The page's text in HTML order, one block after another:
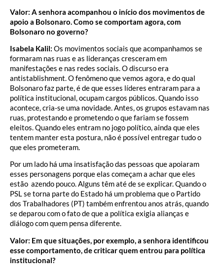
Valor: A senhora acompanhou o início dos movimentos de
apoio a Bolsonaro. Como se comportam agora, com
Bolsonaro no governo?
Isabela Kalil: Os movimentos sociais que acompanhamos se
formaram nas ruas e as lideranças cresceram em
manifestações e nas redes sociais. O discurso era
antistablishment. O fenômeno que vemos agora, e do qual
Bolsonaro faz parte, é de que esses líderes entraram para a
política institucional, ocupam cargos públicos. Quando isso
acontece, cria-se uma novidade. Antes, os grupos estavam nas
ruas, protestando e prometendo o que fariam se fossem
eleitos. Quando eles entram no jogo político, ainda que eles
tentem manter esta postura, não é possível entregar tudo o
que eles prometeram.
Por um lado há uma insatisfação das pessoas que apoiaram
esses personagens porque elas começam a achar que eles
estão azendo pouco. Alguns têm até de se explicar. Quando o
PSL se torna parte do Estado há um problema que o Partido
dos Trabalhadores (PT) também enfrentou anos atrás, quando
se deparou com o fato de que a política exigia alianças e
diálogo com quem pensa diferente.
Valor: Em que situações, por exemplo, a senhora identificou
esse comportamento, de criticar quem entrou para política
institucional?